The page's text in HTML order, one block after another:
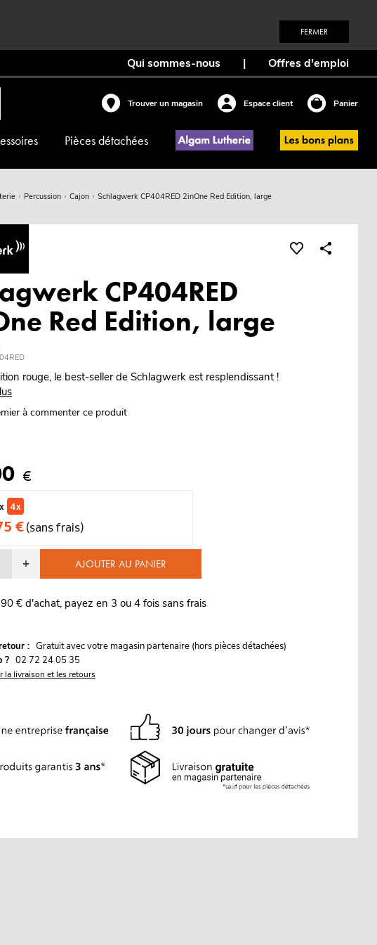
FERMER
Qui sommes-nous | Offres d'emploi
Trouver un magasin Espace client Panier
Pièces détachées
Percussion Cajon Schlagwerk CP404RED 2inOne Red Edition, large
CP404RED
Red Edition, large
rouge, le best-seller de Schlagwerk est resplendissant !
à commenter ce produit
€
4 x
€(sans frais)
+ AJOUTER AU PANIER
€ d'achat, payez en 3 ou 4 fois sans frais
: Gratuit avec votre magasin partenaire (hors pièces détachées)
? 02 72 24 05 35
la livraison et les retours